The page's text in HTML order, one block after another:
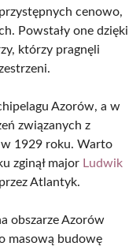
cenowo,
Powstały one dzięki
którzy pragnęli
Azorów, a w
związanych z
1929 roku. Warto
zginął major Ludwik
Atlantyk.
obszarze Azorów
masową budowę